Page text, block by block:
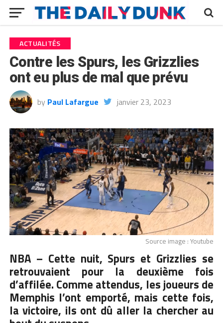
ACTUALITÉS
Contre les Spurs, les Grizzlies
ont eu plus de mal que prévu
by Paul Lafargue janvier 23, 2023
Source image : Youtube
NBA – Cette nuit, Spurs et Grizzlies se
retrouvaient pour la deuxième fois
d’affilée. Comme attendus, les joueurs de
Memphis l’ont emporté, mais cette fois,
la victoire, ils ont dû aller la chercher au